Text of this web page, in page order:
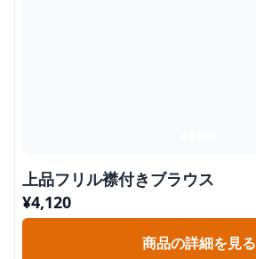
上品フリル襟付きブラウス
¥4,120
商品の詳細を見る